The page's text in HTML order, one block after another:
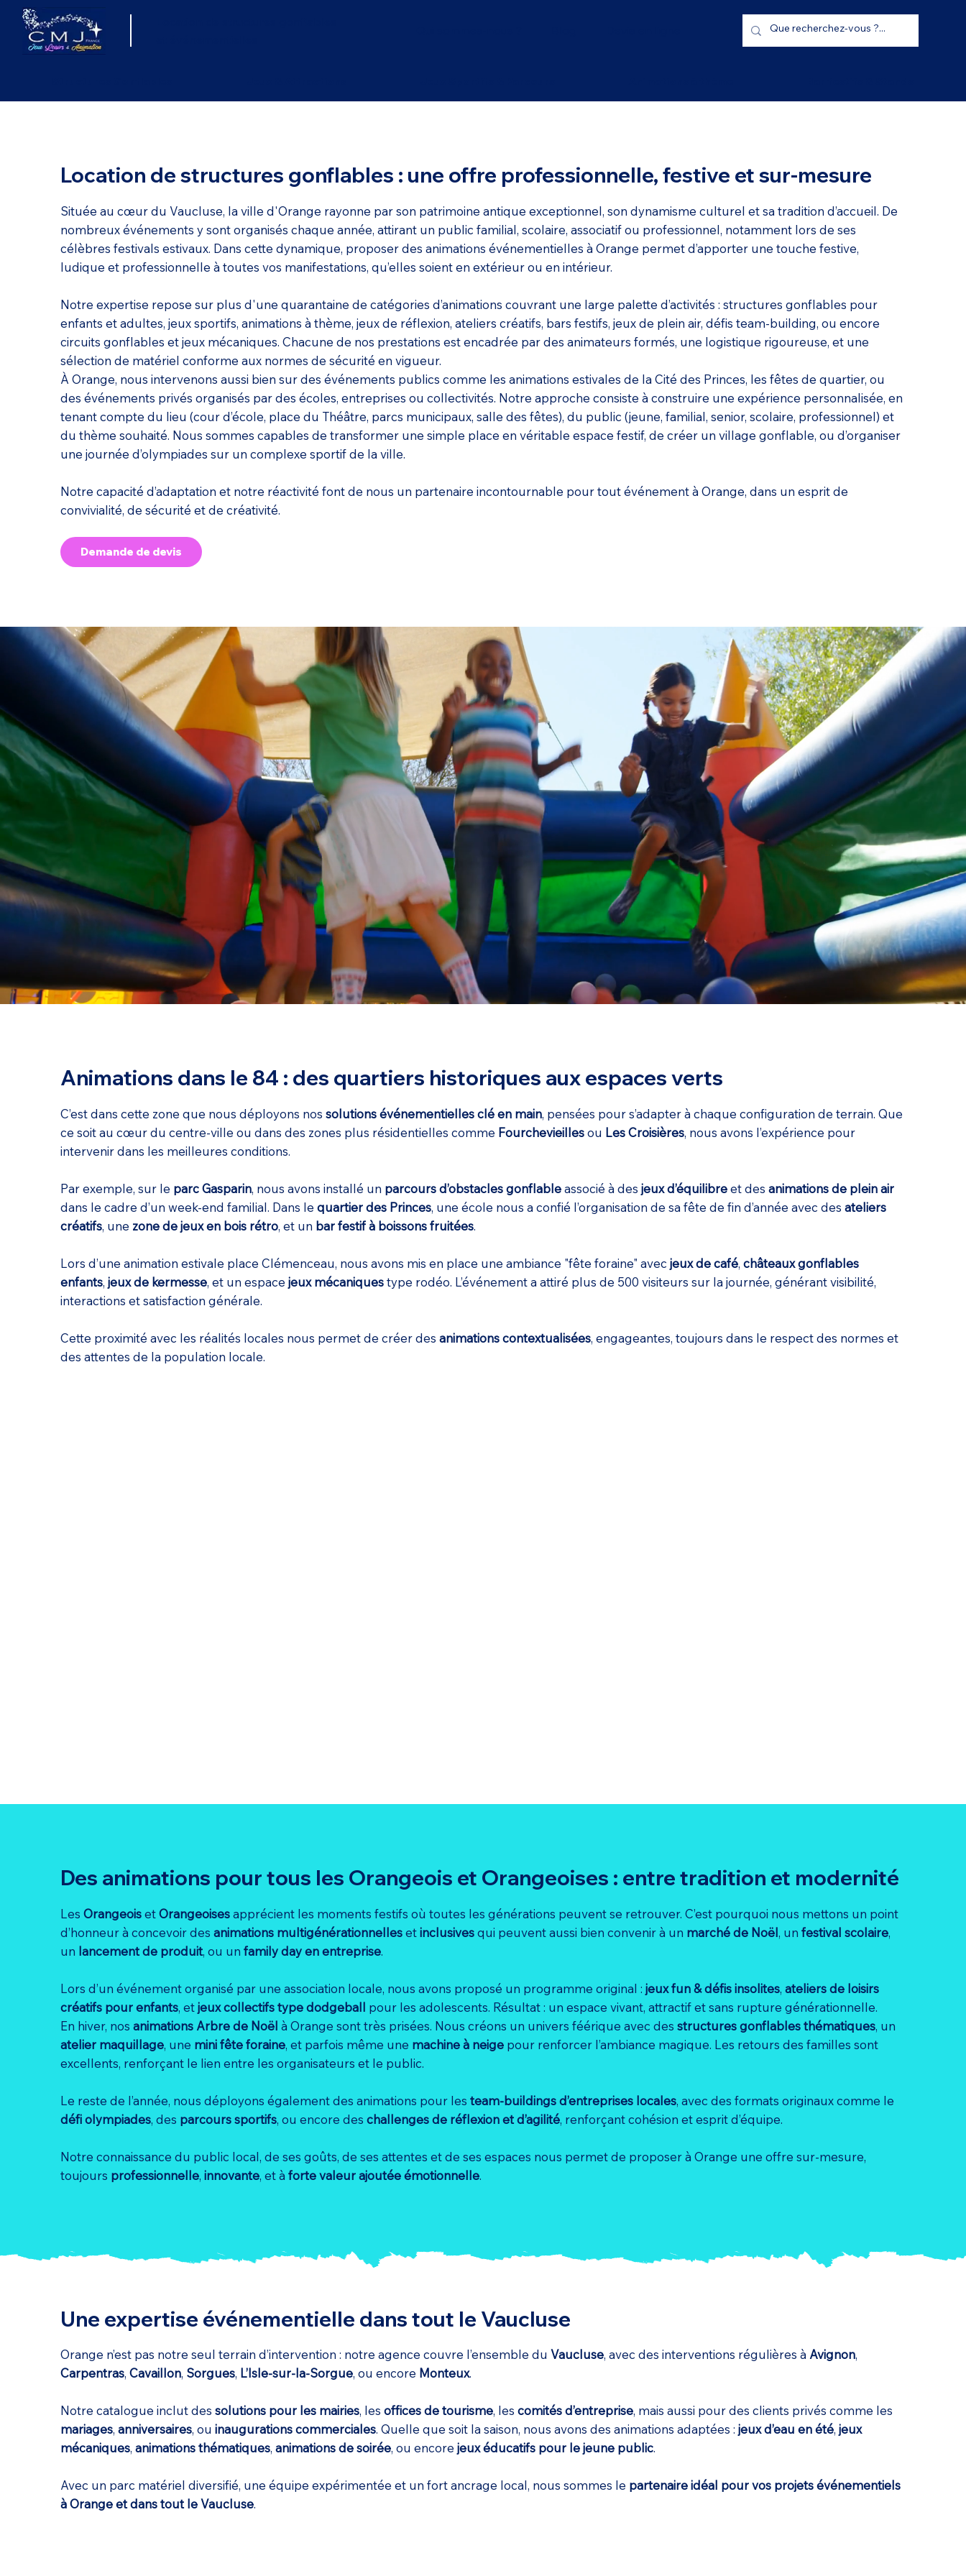
Location de structures gonflables : une offre professionnelle, festive et sur-mesure
Située au cœur du Vaucluse, la ville d'Orange rayonne par son patrimoine antique exceptionnel, son dynamisme culturel et sa tradition d’accueil. De
nombreux événements y sont organisés chaque année, attirant un public familial, scolaire, associatif ou professionnel, notamment lors de ses
célèbres festivals estivaux. Dans cette dynamique, proposer des animations événementielles à Orange permet d’apporter une touche festive,
ludique et professionnelle à toutes vos manifestations, qu’elles soient en extérieur ou en intérieur.
Notre expertise repose sur plus d'une quarantaine de catégories d’animations couvrant une large palette d’activités : structures gonflables pour
enfants et adultes, jeux sportifs, animations à thème, jeux de réflexion, ateliers créatifs, bars festifs, jeux de plein air, défis team-building, ou encore
circuits gonflables et jeux mécaniques. Chacune de nos prestations est encadrée par des animateurs formés, une logistique rigoureuse, et une
sélection de matériel conforme aux normes de sécurité en vigueur.
À Orange, nous intervenons aussi bien sur des événements publics comme les animations estivales de la Cité des Princes, les fêtes de quartier, ou
des événements privés organisés par des écoles, entreprises ou collectivités. Notre approche consiste à construire une expérience personnalisée, en
tenant compte du lieu (cour d’école, place du Théâtre, parcs municipaux, salle des fêtes), du public (jeune, familial, senior, scolaire, professionnel) et
du thème souhaité. Nous sommes capables de transformer une simple place en véritable espace festif, de créer un village gonflable, ou d’organiser
une journée d’olympiades sur un complexe sportif de la ville.
Notre capacité d’adaptation et notre réactivité font de nous un partenaire incontournable pour tout événement à Orange, dans un esprit de
convivialité, de sécurité et de créativité.
Demande de devis
Animations dans le 84 : des quartiers historiques aux espaces verts
C’est dans cette zone que nous déployons nos solutions événementielles clé en main, pensées pour s’adapter à chaque configuration de terrain. Que
ce soit au cœur du centre-ville ou dans des zones plus résidentielles comme Fourchevieillesou Les Croisières, nous avons l’expérience pour
intervenir dans les meilleures conditions.
Par exemple, sur le parc Gasparin, nous avons installé un parcours d’obstacles gonflableassocié à des jeux d’équilibreet des animations de plein air
dans le cadre d’un week-end familial. Dans le quartier des Princes, une école nous a confié l’organisation de sa fête de fin d’année avec des ateliers
créatifs, une zone de jeux en bois rétro, et un bar festif à boissons fruitées.
Lors d’une animation estivale place Clémenceau, nous avons mis en place une ambiance "fête foraine" avec jeux de café, châteaux gonflables
enfants, jeux de kermesse, et un espace jeux mécaniquestype rodéo. L’événement a attiré plus de 500 visiteurs sur la journée, générant visibilité,
interactions et satisfaction générale.
Cette proximité avec les réalités locales nous permet de créer des animations contextualisées, engageantes, toujours dans le respect des normes et
des attentes de la population locale.
Des animations pour tous les Orangeois et Orangeoises : entre tradition et modernité
Les OrangeoisetOrangeoisesapprécient les moments festifs où toutes les générations peuvent se retrouver. C’est pourquoi nous mettons un point
d’honneur à concevoir des animations multigénérationnellesetinclusivesqui peuvent aussi bien convenir à un marché de Noël, un festival scolaire,
un lancement de produit, ou un family day en entreprise.
Lors d’un événement organisé par une association locale, nous avons proposé un programme original : jeux fun & défis insolites, ateliers de loisirs
créatifs pour enfants, etjeux collectifs type dodgeball pour les adolescents. Résultat : un espace vivant, attractif et sans rupture générationnelle.
En hiver, nos animations Arbre de Noël à Orange sont très prisées. Nous créons un univers féérique avec des structures gonflables thématiques, un
atelier maquillage, une mini fête foraine, et parfois même une machine à neige pour renforcer l’ambiance magique. Les retours des familles sont
excellents, renforçant le lien entre les organisateurs et le public.
Le reste de l’année, nous déployons également des animations pour les team-buildings d’entreprises locales, avec des formats originaux comme le
défi olympiades, des parcours sportifs, ou encore des challenges de réflexion et d’agilité, renforçant cohésion et esprit d’équipe.
Notre connaissance du public local, de ses goûts, de ses attentes et de ses espaces nous permet de proposer à Orange une offre sur-mesure,
toujours professionnelle, innovante, et à forte valeur ajoutée émotionnelle.
Une expertise événementielle dans tout le Vaucluse
Orange n’est pas notre seul terrain d’intervention : notre agence couvre l’ensemble du Vaucluse, avec des interventions régulières à Avignon,
Carpentras, Cavaillon, Sorgues, L’Isle-sur-la-Sorgue, ou encore Monteux.
Notre catalogue inclut des solutions pour les mairies, les offices de tourisme, les comités d’entreprise, mais aussi pour des clients privés comme les
mariages, anniversaires, ou inaugurations commerciales. Quelle que soit la saison, nous avons des animations adaptées : jeux d’eau en été, jeux
mécaniques, animations thématiques, animations de soirée, ou encore jeux éducatifs pour le jeune public.
Avec un parc matériel diversifié, une équipe expérimentée et un fort ancrage local, nous sommes le partenaire idéal pour vos projets événementiels
à Orange et dans tout le Vaucluse.